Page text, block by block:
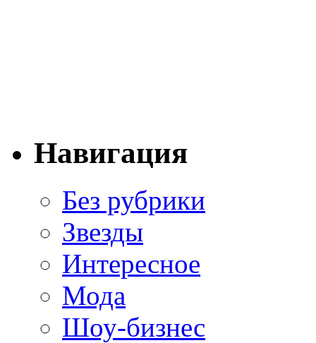
Навигация
Без рубрики
Звезды
Интересное
Мода
Шоу-бизнес